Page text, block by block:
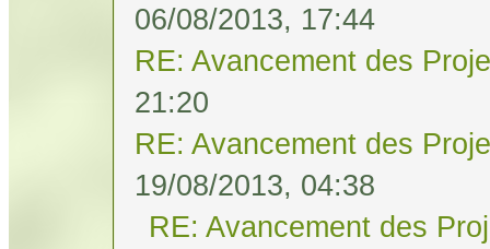
06/08/2013, 17:44
RE: Avancement des
21:20
RE: Avancement des
19/08/2013, 04:38
RE: Avancement des